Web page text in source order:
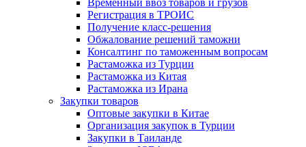
Регистрация в ТРОИС
Получение класс-решения
Обжалование решений таможни
Консалтинг по таможенным вопросам
Растаможка из Турции
Растаможка из Китая
Растаможка из Ирана
Закупки товаров
Оптовые закупки в Китае
Организация закупок в Турции
Закупки в Таиланде